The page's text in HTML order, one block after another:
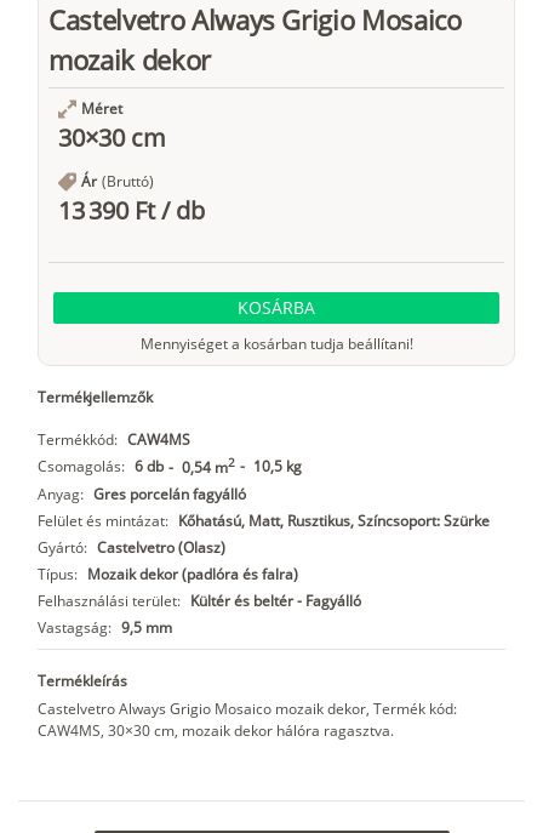
Castelvetro Always Grigio Mosaico
mozaik dekor
Méret
30×30 cm
Ár (Bruttó)
13 390 Ft/db
KOSÁRBA
Mennyiséget a kosárban tudja beállítani!
Termékjellemzők
Termékkód: CAW4MS
Csomagolás: 6 db - 0,54 m2 - 10,5 kg
Anyag: Gres porcelán fagyálló
Felület és mintázat: Kőhatású, Matt, Rusztikus, Színcsoport: Szürke
Gyártó: Castelvetro (Olasz)
Típus: Mozaik dekor (padlóra és falra)
Felhasználási terület: Kültér és beltér - Fagyálló
Vastagság: 9,5 mm
Termékleírás
Castelvetro Always Grigio Mosaico mozaik dekor, Termék kód:
CAW4MS, 30×30 cm, mozaik dekor hálóra ragasztva.